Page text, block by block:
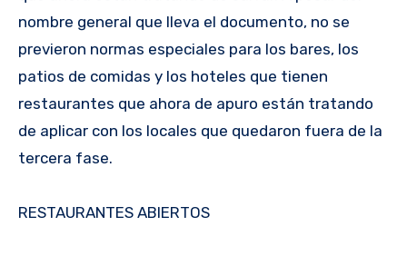
nombre general que lleva el documento, no se
previeron normas especiales para los bares, los
patios de comidas y los hoteles que tienen
restaurantes que ahora de apuro están tratando
de aplicar con los locales que quedaron fuera de la
tercera fase.
RESTAURANTES ABIERTOS